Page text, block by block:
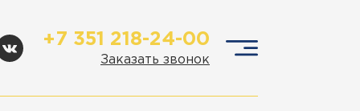
+7 351 218-24-00
Заказать звонок